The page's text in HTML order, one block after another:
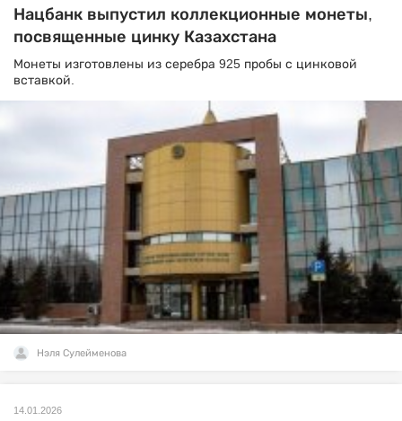
Нацбанк выпустил коллекционные монеты,
посвященные цинку Казахстана
Монеты изготовлены из серебра 925 пробы с цинковой
вставкой.
Нэля Сулейменова
14.01.2026